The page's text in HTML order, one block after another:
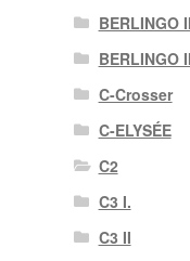
BERLINGO II
BERLINGO
C-Crosser
C-ELYSÉE
C2
C3 I.
C3 II